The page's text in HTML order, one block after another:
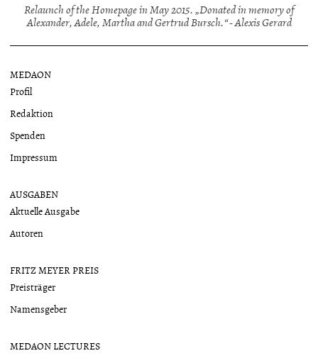
Relaunch of the Homepage in May 2015. „Donated in memory of
Alexander, Adele, Martha and Gertrud Bursch.“ - Alexis Gerard
MEDAON
Profil
Redaktion
Spenden
Impressum
AUSGABEN
Aktuelle Ausgabe
Autoren
FRITZ MEYER PREIS
Preisträger
Namensgeber
MEDAON LECTURES